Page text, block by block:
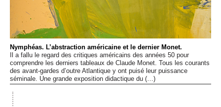
Événements
Sacré
Nymphéas. L’abstraction américaine et le dernier Monet.
Il a fallu le regard des critiques américains des années 50 pour
comprendre les derniers tableaux de Claude Monet. Tous les courants
des avant-gardes d’outre Atlantique y ont puisé leur puissance
séminale. Une grande exposition didactique du (…)